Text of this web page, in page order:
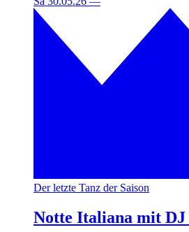
Der letzte Tanz der Saison
Notte Italiana mit DJ